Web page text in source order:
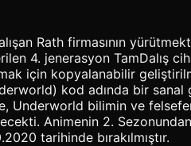
Rath firmasının
4. jenerasyon TamDalış
için kopyalanabilir
kod adında bir
Underworld bilimin ve
Animenin 2.
tarihinde bırakılmıştır.